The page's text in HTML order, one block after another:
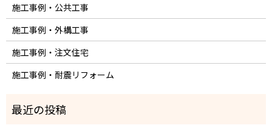
施工事例・公共工事
施工事例・外構工事
施工事例・注文住宅
施工事例・耐震リフォーム